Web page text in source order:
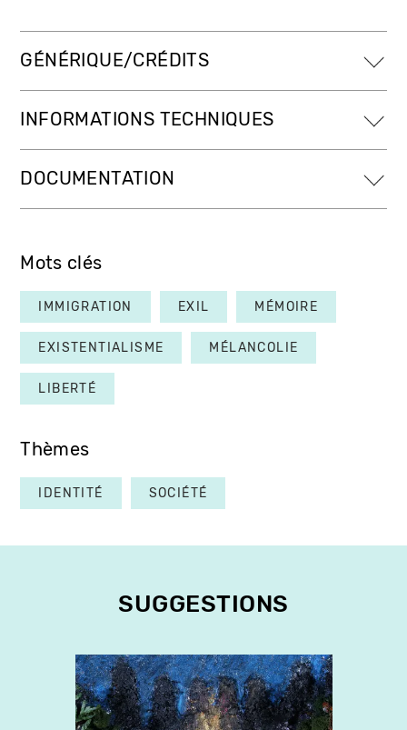
GÉNÉRIQUE/CRÉDITS
INFORMATIONS TECHNIQUES
DOCUMENTATION
Mots clés
IMMIGRATION EXIL MÉMOIRE
EXISTENTIALISME MÉLANCOLIE
LIBERTÉ
Thèmes
IDENTITÉ SOCIÉTÉ
SUGGESTIONS